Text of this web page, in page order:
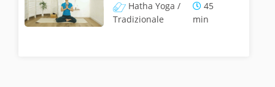
Hatha Yoga /
Tradizionale
45
min